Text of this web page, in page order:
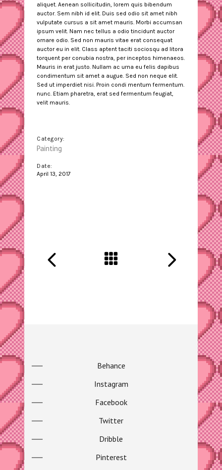
aliquet. Aenean sollicitudin, lorem quis bibendum
auctor. Sem nibh id elit. Duis sed odio sit amet nibh
vulputate cursus a sit amet mauris. Morbi accumsan
ipsum velit. Nam nec tellus a odio tincidunt auctor
ornare odio. Sed non mauris vitae erat consequat
auctor eu in elit. Class aptent taciti sociosqu ad litora
torquent per conubia nostra, per inceptos himenaeos.
Mauris in erat justo. Nullam ac urna eu felis dapibus
condimentum sit amet a augue. Sed non neque elit.
Sed ut imperdiet nisi. Proin condi mentum fermentum.
nunc. Etiam pharetra, erat sed fermentum feugiat,
velit mauris.
Category:
Painting
Date:
April 13, 2017
Behance
Instagram
Facebook
Twitter
Dribble
Pinterest